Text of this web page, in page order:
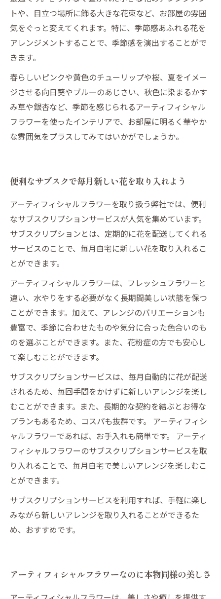
トや、目立つ場所に飾る大きな花束など、お部屋の雰囲
気をぐっと変えてくれます。特に、季節感あふれる花を
アレンジメントすることで、季節感を演出することがで
きます。
春らしいピンクや黄色のチューリップや桜、夏をイメー
ジさせる向日葵やブルーのあじさい、秋色に染まるかす
み草や銀杏など、季節を感じられるアーティフィシャル
フラワーを使ったインテリアで、お部屋に明るく華やか
な雰囲気をプラスしてみてはいかがでしょうか。
便利なサブスクで毎月新しい花を取り入れよう
アーティフィシャルフラワーを取り扱う弊社では、便利
なサブスクリプションサービスが人気を集めています。
サブスクリプションとは、定期的に花を配送してくれる
サービスのことで、毎月自宅に新しい花を取り入れるこ
とができます。
アーティフィシャルフラワーは、フレッシュフラワーと
違い、水やりをする必要がなく長期間美しい状態を保つ
ことができます。加えて、アレンジのバリエーションも
豊富で、季節に合わせたものや気分に合った色合いのも
のを選ぶことができます。また、花粉症の方でも安心し
て楽しむことができます。
サブスクリプションサービスは、毎月自動的に花が配送
されるため、毎回手間をかけずに新しいアレンジを楽し
むことができます。また、長期的な契約を結ぶとお得な
プランもあるため、コスパも抜群です。 アーティフィシ
ャルフラワーであれば、お手入れも簡単です。 アーティ
フィシャルフラワーのサブスクリプションサービスを取
り入れることで、毎月自宅で美しいアレンジを楽しむこ
とができます。
サブスクリプションサービスを利用すれば、手軽に楽し
みながら新しいアレンジを取り入れることができるた
め、おすすめです。
アーティフィシャルフラワーなのに本物同様の美しさ